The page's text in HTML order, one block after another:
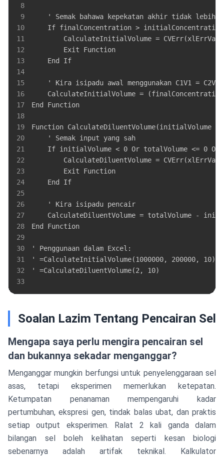
8
9
10
11
12
        Exit Function
13
    End If
14
15
16
17
End Function
18
19
20
    ' Semak input yang sah
21
22
23
        Exit Function
24
    End If
25
26
    ' Kira isipadu pencair
27
28
End Function
29
30
31
32
33
Soalan Lazim Tentang Pencairan Sel
Mengapa saya perlu mengira pencairan sel
dan bukannya sekadar menganggar?
Menganggar mungkin berfungsi untuk penyelenggaraan sel
asas, tetapi eksperimen memerlukan ketepatan.
Ketumpatan penanaman mempengaruhi kadar
pertumbuhan, ekspresi gen, tindak balas ubat, dan praktis
setiap output eksperimen. Ralat 2 kali ganda dalam
bilangan sel boleh kelihatan seperti kesan biologi
sebenarnya adalah artifak teknikal. Kalkulator